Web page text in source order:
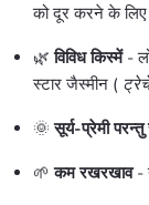
को दूर करने के लिए
🌿विविध किस्में-
स्टार जैस्मीन (
🌞सूर्य-प्रेमी
🌱कम रखरखाव-